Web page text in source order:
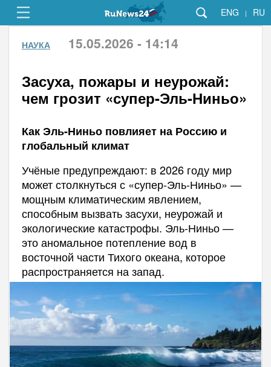
ENG | RU
НАУКА 15.05.2026 - 14:14
Засуха, пожары и неурожай:
чем грозит «супер-Эль-Ниньо»
Как Эль-Ниньо повлияет на Россию и
глобальный климат
Учёные предупреждают: в 2026 году мир
может столкнуться с «супер-Эль-Ниньо» —
мощным климатическим явлением,
способным вызвать засухи, неурожай и
экологические катастрофы. Эль-Ниньо —
это аномальное потепление вод в
восточной части Тихого океана, которое
распространяется на запад.